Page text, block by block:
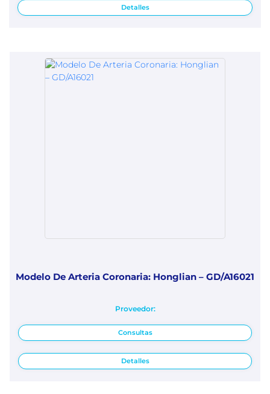
Detalles
Modelo De Arteria Coronaria: Honglian – GD/A16021
Proveedor:
Consultas
Detalles